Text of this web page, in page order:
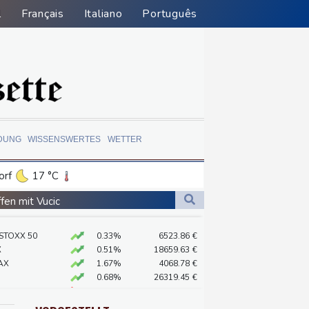
Français Italiano Português
WISSENSWERTES WETTER
17 °C
Dortmund
25 °C
mit Vucic
Westfalen
50 0.33% 6523.86 €
0.51% 18659.63 €
1.67% 4068.78 €
0.68% 26319.45 €
2.31%